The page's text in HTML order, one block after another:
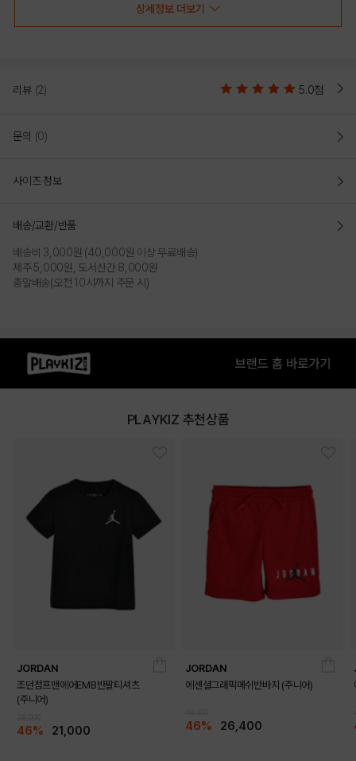
상세정보 더보기
리뷰 (2) 5.0점
문의 (0)
사이즈 정보
배송/교환/반품
배송비 3,000원 (40,000원 이상 무료배송)
제주 5,000원, 도서산간 8,000원
총알배송(오전 10시까지 주문 시)
PLAYKIZ 추천상품
JORDAN
조던점프맨에어EMB반팔티셔츠
(주니어)
46% 21,000
JORDAN
에센셜그래픽메쉬반바지 (주니어)
46% 26,400